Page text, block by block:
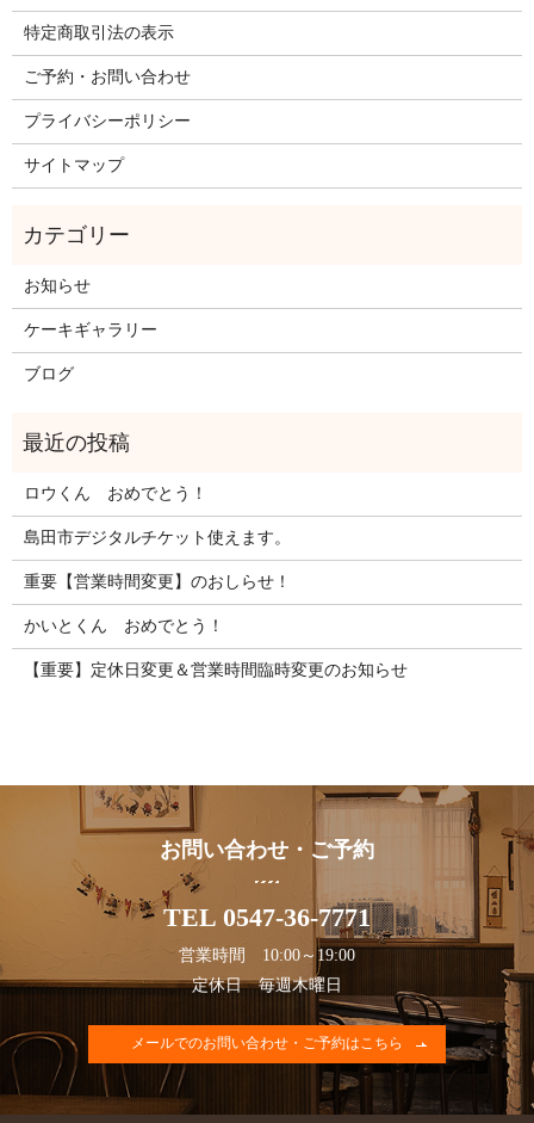
特定商取引法の表示
ご予約・お問い合わせ
プライバシーポリシー
サイトマップ
お知らせ
ケーキギャラリー
ブログ
ロウくん おめでとう！
島田市デジタルチケット使えます。
重要【営業時間変更】のおしらせ！
かいとくん おめでとう！
【重要】定休日変更＆営業時間臨時変更のお知らせ
お問い合わせ・ご予約
TEL 0547-36-7771
営業時間 10:00～19:00
定休日 毎週木曜日
メールでのお問い合わせ・ご予約はこちら